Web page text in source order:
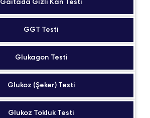
GGT Testi
Glukagon Testi
Glukoz (Şeker) Testi
Glukoz Tokluk Testi